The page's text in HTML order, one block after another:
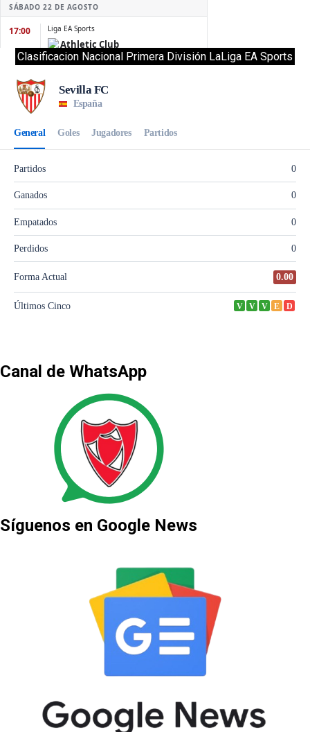
Clasificacion Nacional Primera División LaLiga EA Sports
Canal de WhatsApp
Síguenos en Google News